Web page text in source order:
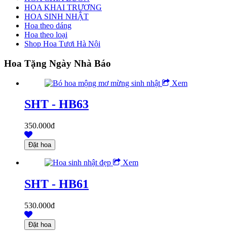
HOA KHAI TRƯƠNG
HOA SINH NHẬT
Hoa theo dáng
Hoa theo loại
Shop Hoa Tươi Hà Nội
Hoa Tặng Ngày Nhà Báo
Xem
SHT - HB63
350.000đ
Xem
SHT - HB61
530.000đ